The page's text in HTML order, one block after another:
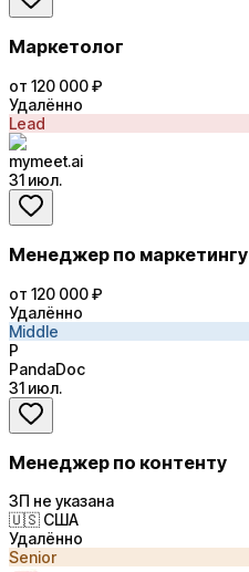
Маркетолог
от 120 000 ₽
Удалённо
Lead
mymeet.ai
31 июл.
Менеджер по маркетингу
от 120 000 ₽
Удалённо
Middle
P
PandaDoc
31 июл.
Менеджер по контенту
ЗП не указана
🇺🇸 США
Удалённо
Senior